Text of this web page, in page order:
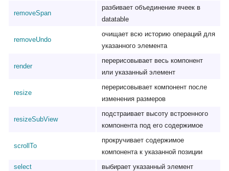
removeSpan
разбивает объединение ячеек в
datatable
removeUndo
очищает всю историю операций для
указанного элемента
render
перерисовывает весь компонент
или указанный элемент
resize
перерисовывает компонент после
изменения размеров
resizeSubView
подстраивает высоту встроенного
компонента под его содержимое
scrollTo
прокручивает содержимое
компонента к указанной позиции
select
выбирает указанный элемент